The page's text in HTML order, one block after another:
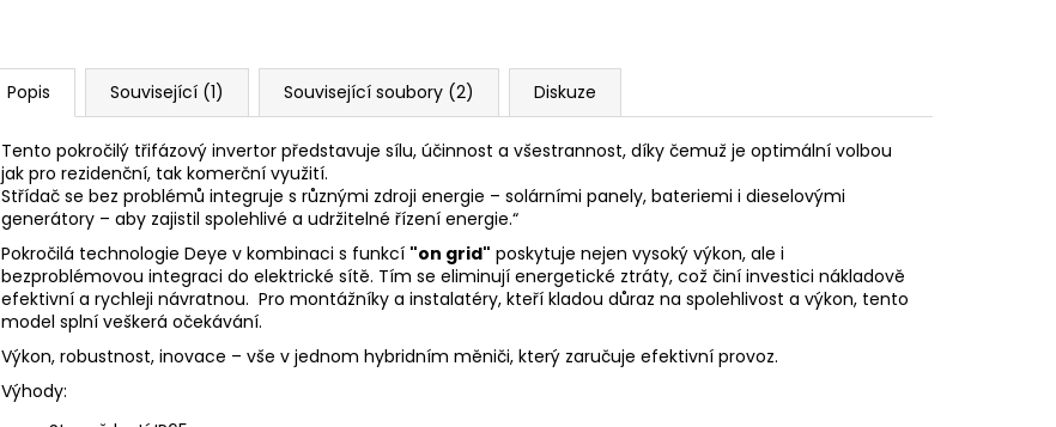
Popis Související (1) Související soubory (2) Diskuze
Tento pokročilý třifázový invertor představuje sílu, účinnost a všestrannost, díky čemuž je optimální volbou
jak pro rezidenční, tak komerční využití.
Střídač se bez problémů integruje s různými zdroji energie – solárními panely, bateriemi i dieselovými
generátory – aby zajistil spolehlivé a udržitelné řízení energie.“
Pokročilá technologie Deye v kombinaci s funkcí "on grid" poskytuje nejen vysoký výkon, ale i
bezproblémovou integraci do elektrické sítě. Tím se eliminují energetické ztráty, což činí investici nákladově
efektivní a rychleji návratnou. Pro montážníky a instalatéry, kteří kladou důraz na spolehlivost a výkon, tento
model splní veškerá očekávání.
Výkon, robustnost, inovace – vše v jednom hybridním měniči, který zaručuje efektivní provoz.
Výhody: